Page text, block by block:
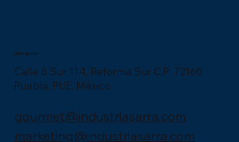
Ubicación
Calle 6 Sur 114, Reforma Sur C.P. 72160
Puebla, PUE. México
gourmet@industriasarra.com
marketing@industriasarra.com